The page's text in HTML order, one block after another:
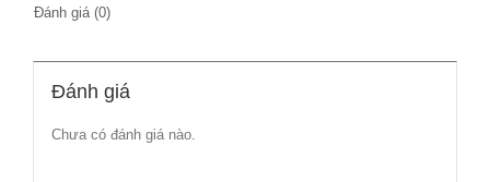
Đánh giá (0)
Đánh giá
Chưa có đánh giá nào.